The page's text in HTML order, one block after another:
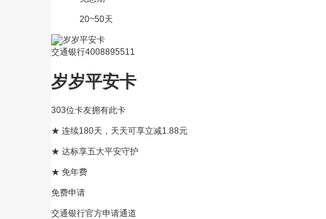
20~50天
交通银行4008895511
岁岁平安卡
303位卡友拥有此卡
★ 连续180天，天天可享立减1.88元
★ 达标享五大平安守护
★ 免年费
免费申请
交通银行官方申请通道